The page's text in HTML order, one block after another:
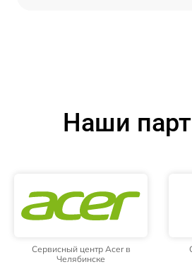
Наши
Сервисный центр Acer в
Челябинске